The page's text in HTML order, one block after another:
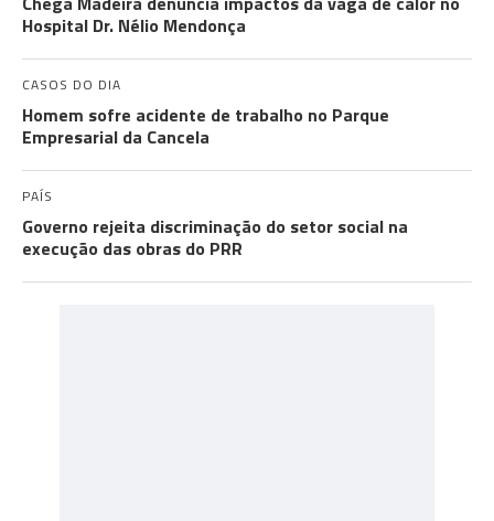
Hospital Dr. Nélio Mendonça
CASOS DO DIA
Homem sofre acidente de trabalho no Parque
Empresarial da Cancela
PAÍS
Governo rejeita discriminação do setor social na
execução das obras do PRR